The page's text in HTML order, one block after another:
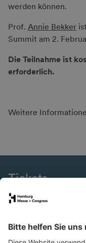
werden können.
Prof. Annie Bekker
Summit am 2.
Die Teilnahme ist
erforderlich.
Weitere
Tickets
eNews
Presse